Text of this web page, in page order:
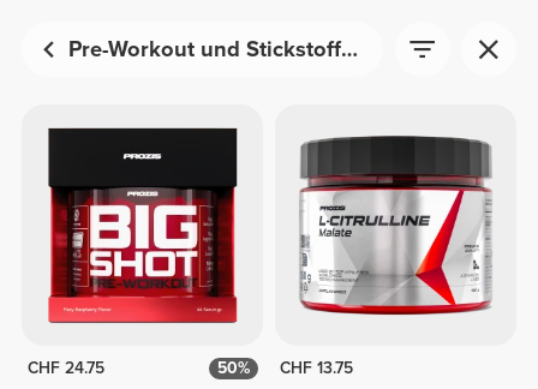
Pre-Workout und Stickstoffmonoxid
CHF 24.75
50%
CHF 13.75